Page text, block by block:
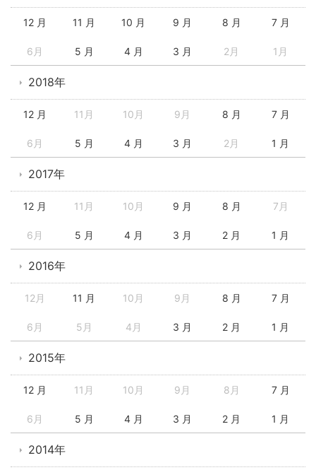
12 月 11 月 10 月 9 月 8 月 7 月
6月 5 月 4 月 3 月 2月 1月
2018年
12 月 11月 10月 9月 8 月 7 月
6月 5 月 4 月 3 月 2月 1 月
2017年
12 月 11月 10月 9 月 8 月 7月
6月 5 月 4 月 3 月 2 月 1 月
2016年
12月 11 月 10月 9月 8 月 7 月
6月 5月 4月 3 月 2 月 1 月
2015年
12 月 11月 10月 9月 8月 7 月
6月 5 月 4 月 3 月 2 月 1 月
2014年